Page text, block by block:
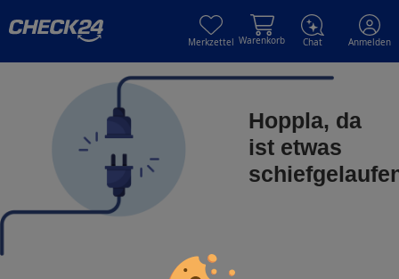
Merkzettel Warenkorb Chat Anmelden
Hoppla, da
ist etwas